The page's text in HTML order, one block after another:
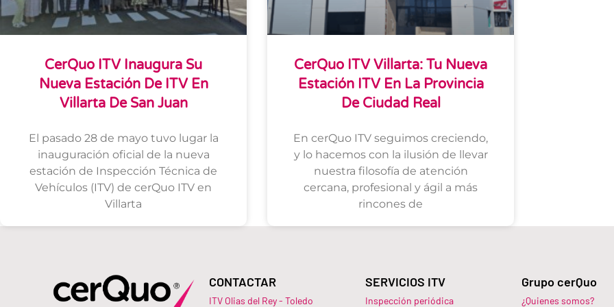
CerQuo ITV Inaugura Su
Nueva Estación De ITV En
Villarta De San Juan
El pasado 28 de mayo tuvo lugar la
inauguración oficial de la nueva
estación de Inspección Técnica de
Vehículos (ITV) de cerQuo ITV en
Villarta
CerQuo ITV Villarta: Tu Nueva
Estación ITV En La Provincia
De Ciudad Real
En cerQuo ITV seguimos creciendo,
y lo hacemos con la ilusión de llevar
nuestra filosofía de atención
cercana, profesional y ágil a más
rincones de
CONTACTAR
ITV Olias del Rey - Toledo
SERVICIOS ITV
Inspección periódica
Grupo cerQuo
¿Quienes somos?